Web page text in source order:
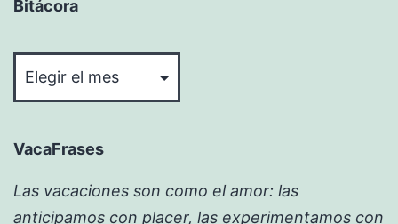
Bitácora
VacaFrases
Las vacaciones son como el amor: las
anticipamos con placer, las experimentamos con